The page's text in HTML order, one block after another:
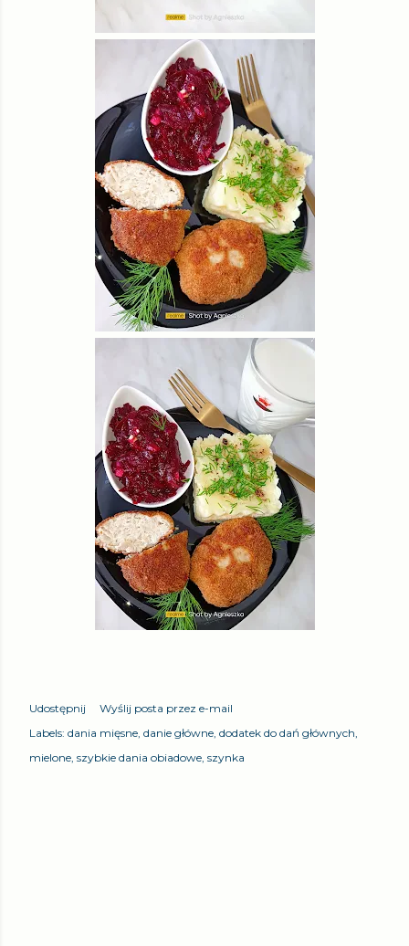
Udostępnij
Wyślij posta przez e-mail
Labels: dania mięsne danie główne dodatek do dań głównych
mielone szybkie dania obiadowe szynka